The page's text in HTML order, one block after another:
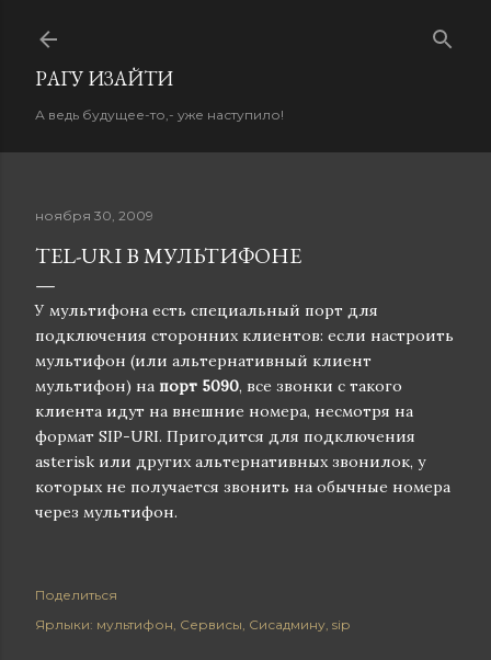
PАГУ ИЗAЙТИ
А ведь будущее-то,- уже наступило!
ноября 30, 2009
TEL-URI В МУЛЬТИФОНЕ
У мультифона есть специальный порт для
подключения сторонних клиентов: если настроить
мультифон (или альтернативный клиент
мультифон) на порт 5090, все звонки с такого
клиента идут на внешние номера, несмотря на
формат SIP-URI. Пригодится для подключения
asterisk или других альтернативных звонилок, у
которых не получается звонить на обычные номера
через мультифон.
Поделиться
Ярлыки: мультифон Сервисы Сисадмину sip